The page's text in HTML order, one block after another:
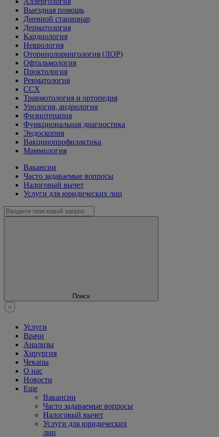
Выездная помощь
Дневной стационар
Дерматология
Кардиология
Неврология
Оторинолорингология (ЛОР)
Офтальмология
Проктология
Ревматология
ССХ
Травмотология и ортопедия
Урология, андрология
Физиотерапия
Функциональная диагностика
Эндоскопия
Вакцинопрофилактика
Маммология
Вакансии
Часто задаваемые вопросы
Налоговый вычет
Услуги для юридических лиц
Поиск
Услуги
Врачи
Анализы
Хирургия
Чекапы
О нас
Новости
Еще
Вакансии
Часто задаваемые вопросы
Налоговый вычет
Услуги для юридических
лиц